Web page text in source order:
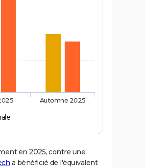
Automne 2025
en 2025, contre une
a bénéficié de l'équivalent